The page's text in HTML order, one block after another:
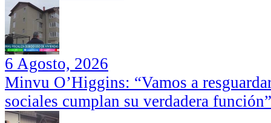
6 Agosto, 2026
Minvu O’Higgins: “Vamos a
sociales cumplan su verdadera función”